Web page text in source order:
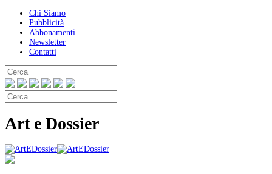
Chi Siamo
Pubblicità
Abbonamenti
Newsletter
Contatti
Art e Dossier